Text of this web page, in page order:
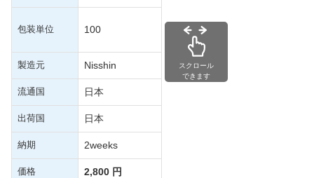
包装単位 100
製造元 Nisshin
流通国 日本
出荷国 日本
納期 2weeks
価格 2,800 円
スクロール
できます